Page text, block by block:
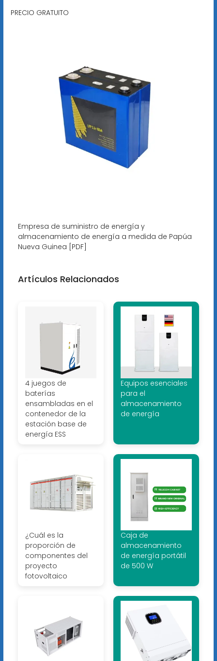
PRECIO GRATUITO
Empresa de suministro de energía y
almacenamiento de energía a medida de Papúa
Nueva Guinea [PDF]
Artículos Relacionados
4 juegos de
baterías
ensambladas en el
contenedor de la
estación base de
energía ESS
Equipos esenciales
para el
almacenamiento
de energía
¿Cuál es la
proporción de
componentes del
proyecto
fotovoltaico
Caja de
almacenamiento
de energía portátil
de 500 W